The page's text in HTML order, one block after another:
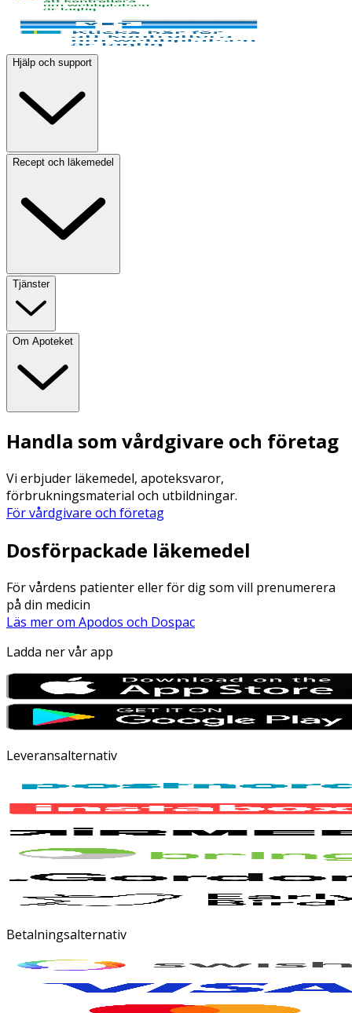
Hjälp och support
Recept och läkemedel
Tjänster
Om Apoteket
Handla som vårdgivare och företag
Vi erbjuder läkemedel, apoteksvaror,
förbrukningsmaterial och utbildningar.
För vårdgivare och företag
Dosförpackade läkemedel
För vårdens patienter eller för dig som vill prenumerera
på din medicin
Läs mer om Apodos och Dospac
Ladda ner vår app
Leveransalternativ
Betalningsalternativ